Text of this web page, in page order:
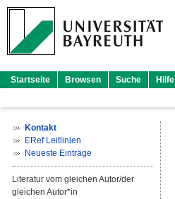
Startseite Browsen Suche Hilfe
Kontakt
ERef Leitlinien
Neueste Einträge
Literatur vom gleichen Autor/der
gleichen Autor*in